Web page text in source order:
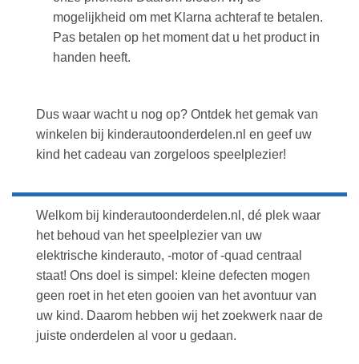
mogelijkheid om met Klarna achteraf te betalen.
Pas betalen op het moment dat u het product in
handen heeft.
Dus waar wacht u nog op? Ontdek het gemak van
winkelen bij kinderautoonderdelen.nl en geef uw
kind het cadeau van zorgeloos speelplezier!
Welkom bij kinderautoonderdelen.nl, dé plek waar
het behoud van het speelplezier van uw
elektrische kinderauto, -motor of -quad centraal
staat! Ons doel is simpel: kleine defecten mogen
geen roet in het eten gooien van het avontuur van
uw kind. Daarom hebben wij het zoekwerk naar de
juiste onderdelen al voor u gedaan.